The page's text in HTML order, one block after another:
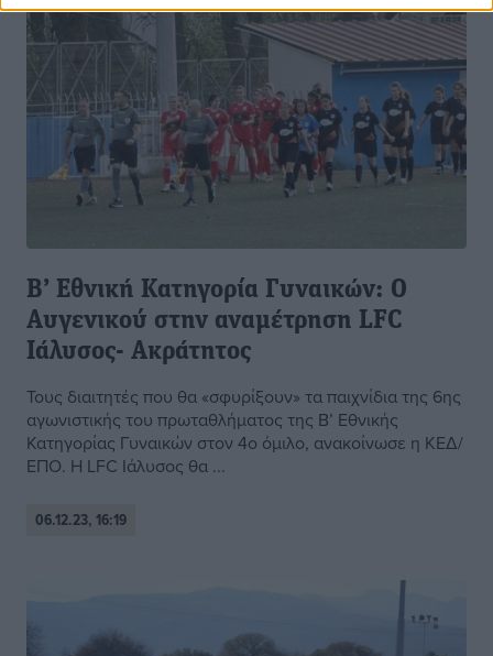
Β’ Εθνική Κατηγορία Γυναικών: Ο
Αυγενικού στην αναμέτρηση LFC
Ιάλυσος- Ακράτητος
Τους διαιτητές που θα «σφυρίξουν» τα παιχνίδια της 6ης
αγωνιστικής του πρωταθλήματος της Β’ Εθνικής
Κατηγορίας Γυναικών στον 4ο όμιλο, ανακοίνωσε η ΚΕΔ/
ΕΠΟ. Η LFC Ιάλυσος θα ...
06.12.23, 16:19